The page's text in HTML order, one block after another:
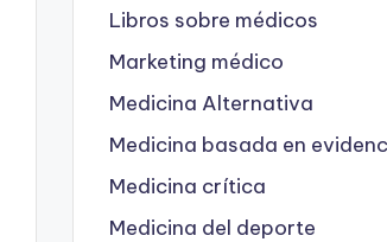
Libros sobre médicos
Marketing médico
Medicina Alternativa
Medicina basada en
Medicina crítica
Medicina del deporte